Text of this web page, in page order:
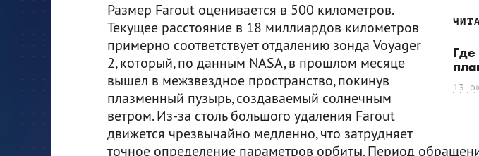
13
Размер Farout оценивается в 500 километров.
Текущее расстояние в 18 миллиардов километров
примерно соответствует отдалению зонда Voyager
2, который, по данным NASA, в прошлом месяце
вышел в межзвездное пространство, покинув
плазменный пузырь, создаваемый солнечным
ветром. Из-за столь большого удаления Farout
движется чрезвычайно медленно, что затрудняет
точное определение параметров орбиты. Период